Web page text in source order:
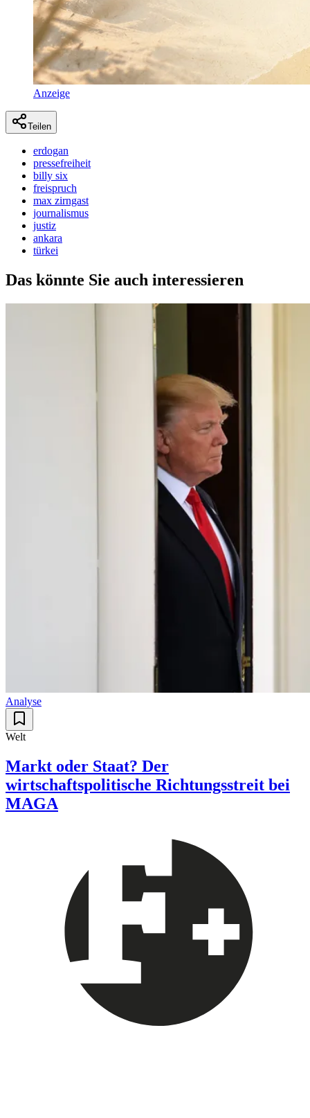
Anzeige
Teilen
erdogan
pressefreiheit
billy six
freispruch
max zirngast
journalismus
justiz
ankara
türkei
Das könnte Sie auch interessieren
Analyse
Welt
Markt oder Staat? Der
wirtschaftspolitische Richtungsstreit bei
MAGA